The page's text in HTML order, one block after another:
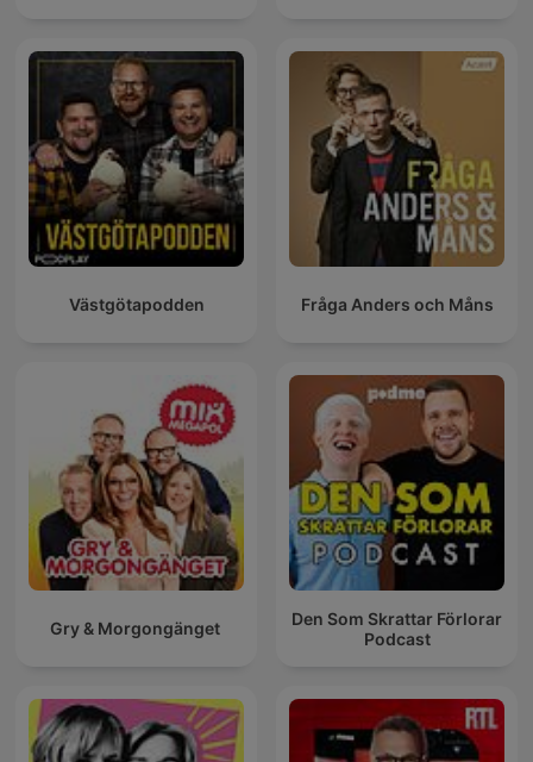
Västgötapodden Fråga Anders och Måns
Gry & Morgongänget
Den Som Skrattar Förlorar
Podcast